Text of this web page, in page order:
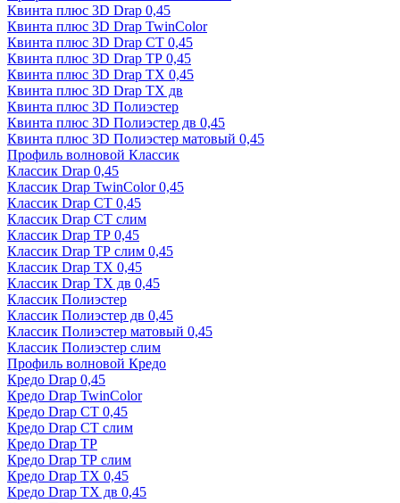
Квинта плюс 3D Drap 0,45
Квинта плюс 3D Drap TwinColor
Квинта плюс 3D Drap СТ 0,45
Квинта плюс 3D Drap ТР 0,45
Квинта плюс 3D Drap ТХ 0,45
Квинта плюс 3D Drap ТХ дв
Квинта плюс 3D Полиэстер
Квинта плюс 3D Полиэстер дв 0,45
Квинта плюс 3D Полиэстер матовый 0,45
Профиль волновой Классик
Классик Drap 0,45
Классик Drap TwinColor 0,45
Классик Drap СТ 0,45
Классик Drap СТ слим
Классик Drap ТР 0,45
Классик Drap ТР слим 0,45
Классик Drap ТХ 0,45
Классик Drap ТХ дв 0,45
Классик Полиэстер
Классик Полиэстер дв 0,45
Классик Полиэстер матовый 0,45
Классик Полиэстер слим
Профиль волновой Кредо
Кредо Drap 0,45
Кредо Drap TwinColor
Кредо Drap СТ 0,45
Кредо Drap СТ слим
Кредо Drap ТР
Кредо Drap ТР слим
Кредо Drap ТХ 0,45
Кредо Drap ТХ дв 0,45